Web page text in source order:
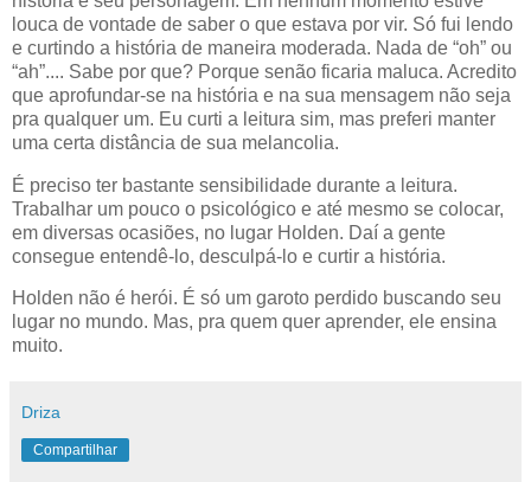
louca de vontade de saber o que estava por vir. Só fui lendo
e curtindo a história de maneira moderada. Nada de “oh” ou
“ah”.... Sabe por que? Porque senão ficaria maluca. Acredito
que aprofundar-se na história e na sua mensagem não seja
pra qualquer um. Eu curti a leitura sim, mas preferi manter
uma certa distância de sua melancolia.
É preciso ter bastante sensibilidade durante a leitura.
Trabalhar um pouco o psicológico e até mesmo se colocar,
em diversas ocasiões, no lugar Holden. Daí a gente
consegue entendê-lo, desculpá-lo e curtir a história.
Holden não é herói. É só um garoto perdido buscando seu
lugar no mundo. Mas, pra quem quer aprender, ele ensina
muito.
Driza
Compartilhar